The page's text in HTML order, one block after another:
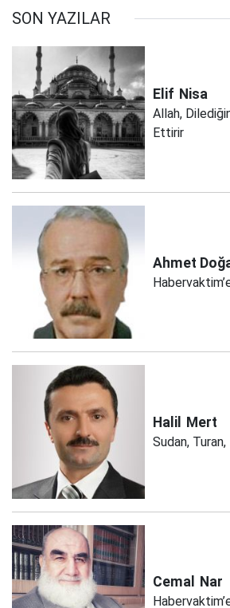
SON YAZILAR
Elif Nisa
Allah,
Ettirir
Ahmet
Halil Mert
Sudan,
Cemal Nar